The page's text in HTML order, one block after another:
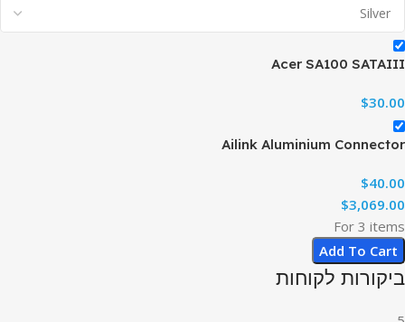
Acer SA100 SATAIII
$30.00
Ailink Aluminium Connector
$40.00
$3,069.00
For 3 items
Add To Cart
ביקורות לקוחות